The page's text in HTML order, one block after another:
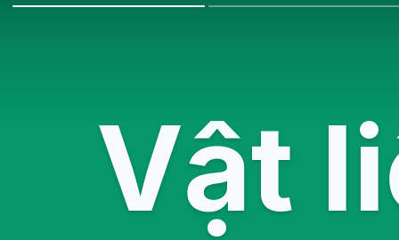
Vật